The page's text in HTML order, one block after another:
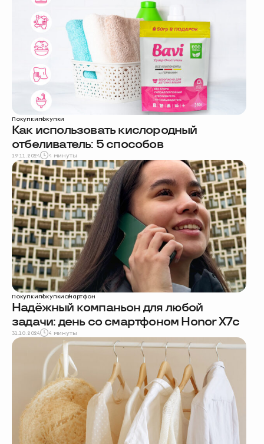
Покупкипокупки
Как использовать кислородный
отбеливатель: 5 способов
19.11.2024 4 минуты
Покупкипокупкисмартфон
Надёжный компаньон для любой
задачи: день со смартфоном Honor X7c
31.10.2024 4 минуты